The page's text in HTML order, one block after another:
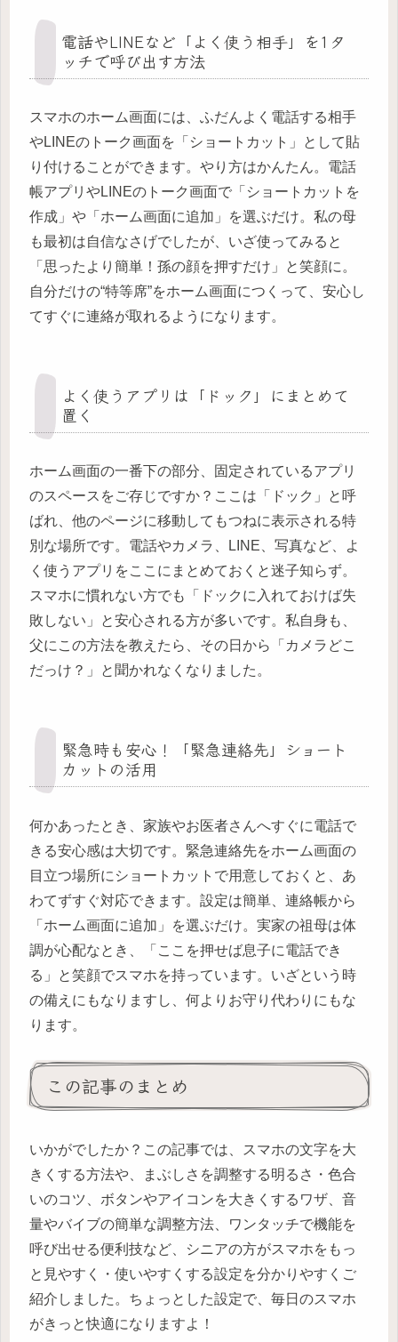
電話やLINEなど「よく使う相手」を1タ
ッチで呼び出す方法
スマホのホーム画面には、ふだんよく電話する相手
やLINEのトーク画面を「ショートカット」として貼
り付けることができます。やり方はかんたん。電話
帳アプリやLINEのトーク画面で「ショートカットを
作成」や「ホーム画面に追加」を選ぶだけ。私の母
も最初は自信なさげでしたが、いざ使ってみると
「思ったより簡単！孫の顔を押すだけ」と笑顔に。
自分だけの“特等席”をホーム画面につくって、安心し
てすぐに連絡が取れるようになります。
よく使うアプリは「ドック」にまとめて
置く
ホーム画面の一番下の部分、固定されているアプリ
のスペースをご存じですか？ここは「ドック」と呼
ばれ、他のページに移動してもつねに表示される特
別な場所です。電話やカメラ、LINE、写真など、よ
く使うアプリをここにまとめておくと迷子知らず。
スマホに慣れない方でも「ドックに入れておけば失
敗しない」と安心される方が多いです。私自身も、
父にこの方法を教えたら、その日から「カメラどこ
だっけ？」と聞かれなくなりました。
緊急時も安心！「緊急連絡先」ショート
カットの活用
何かあったとき、家族やお医者さんへすぐに電話で
きる安心感は大切です。緊急連絡先をホーム画面の
目立つ場所にショートカットで用意しておくと、あ
わてずすぐ対応できます。設定は簡単、連絡帳から
「ホーム画面に追加」を選ぶだけ。実家の祖母は体
調が心配なとき、「ここを押せば息子に電話でき
る」と笑顔でスマホを持っています。いざという時
の備えにもなりますし、何よりお守り代わりにもな
ります。
この記事のまとめ
いかがでしたか？この記事では、スマホの文字を大
きくする方法や、まぶしさを調整する明るさ・色合
いのコツ、ボタンやアイコンを大きくするワザ、音
量やバイブの簡単な調整方法、ワンタッチで機能を
呼び出せる便利技など、シニアの方がスマホをもっ
と見やすく・使いやすくする設定を分かりやすくご
紹介しました。ちょっとした設定で、毎日のスマホ
がきっと快適になりますよ！